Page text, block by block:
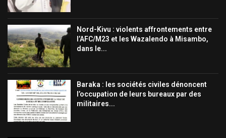
Nord-Kivu : violents affrontements entre
l’AFC/M23 et les Wazalendo à Misambo,
dans le...
Baraka : les sociétés civiles dénoncent
l’occupation de leurs bureaux par des
militaires...